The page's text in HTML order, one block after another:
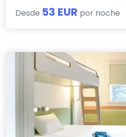
Desde 53 EUR por noche